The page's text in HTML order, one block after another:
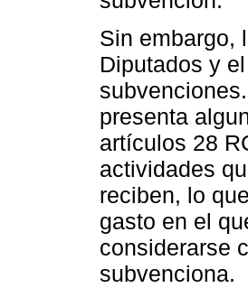
Sin embargo,
Diputados y
presenta
artículos 28
actividades
reciben, lo
gasto en el
considerarse
subvenciona.